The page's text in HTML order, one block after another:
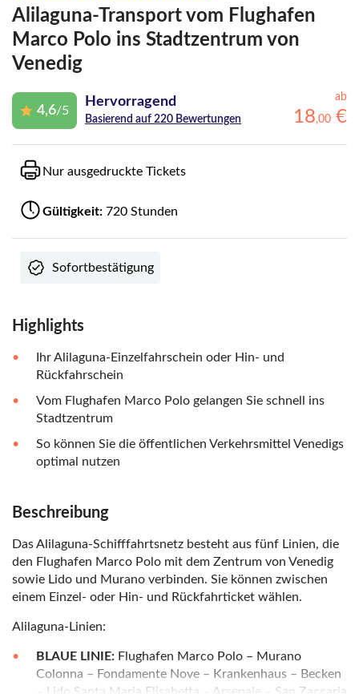
Alilaguna-Transport vom Flughafen
Marco Polo ins Stadtzentrum von
Venedig
4,6/5
Hervorragend
Basierend auf 220 Bewertungen
ab
18,00 €
Nur ausgedruckte Tickets
Gültigkeit: 720 Stunden
Sofortbestätigung
Highlights
Ihr Alilaguna-Einzelfahrschein oder Hin- und
Rückfahrschein
Vom Flughafen Marco Polo gelangen Sie schnell ins
Stadtzentrum
So können Sie die öffentlichen Verkehrsmittel Venedigs
optimal nutzen
Beschreibung
Das Alilaguna-Schifffahrtsnetz besteht aus fünf Linien, die
den Flughafen Marco Polo mit dem Zentrum von Venedig
sowie Lido und Murano verbinden. Sie können zwischen
einem Einzel- oder Hin- und Rückfahrticket wählen.
Alilaguna-Linien:
BLAUE LINIE: Flughafen Marco Polo – Murano
Colonna – Fondamente Nove – Krankenhaus – Becken